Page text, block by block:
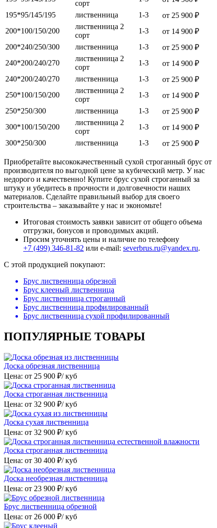
сорт
195*95/145/195
лиственница 1-3
от 25 900 ₽
200*100/150/200
лиственница 2
сорт
1-3
от 14 900 ₽
200*240/250/300
лиственница 1-3
от 25 900 ₽
240*200/240/270
лиственница 2
сорт
1-3
от 14 900 ₽
240*200/240/270
лиственница 1-3
от 25 900 ₽
250*100/150/200
лиственница 2
сорт
1-3
от 14 900 ₽
250*250/300
лиственница 1-3
от 25 900 ₽
300*100/150/200
лиственница 2
сорт
1-3
от 14 900 ₽
300*250/300
лиственница 1-3 от 25 900 ₽
Приобретайте высококачественный сухой строганный брус от
производителя по выгодной цене за кубический метр. У нас
недорого и качественно! Купите брус сухой строганный за
штуку и убедитесь в прочности и долговечности наших
материалов. Сделайте правильный выбор для своего
строительства – заказывайте у нас и экономьте!
Итоговая стоимость заявки зависит от общего объема
отгрузки, бонусов и проводимых акций.
Просим уточнять цены и наличие по телефону
+7 (499) 346-81-82 или e-mail: severbrus.ru@yandex.ru.
C этой продукцией покупают:
Брус лиственница обрезной
Брус клееный лиственница
Брус лиственница строганный
Брус лиственница профилированный
Брус лиственница сухой профилированный
ПОПУЛЯРНЫЕ ТОВАРЫ
Доска обрезная лиственница
Цена: от 25 900 ₽/ куб
Доска строганная лиственница
Цена: от 32 900 ₽/ куб
Доска сухая лиственница
Цена: от 32 900 ₽/ куб
Доска строганная лиственница
Цена: от 30 400 ₽/ куб
Доска необрезная лиственница
Цена: от 23 900 ₽/ куб
Брус лиственница обрезной
Цена: от 26 000 ₽/ куб